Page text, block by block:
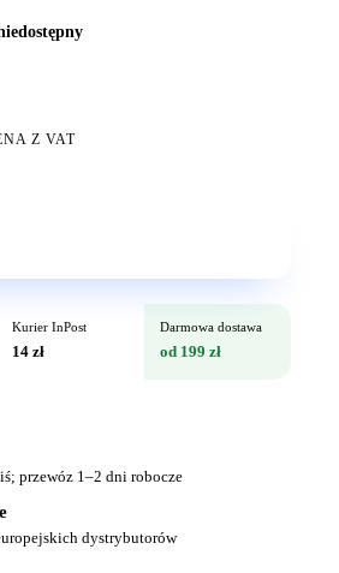
Z VAT
Kurier InPost
14 zł
Darmowa dostawa
od 199 zł
przewóz 1–2 dni robocze
dystrybutorów